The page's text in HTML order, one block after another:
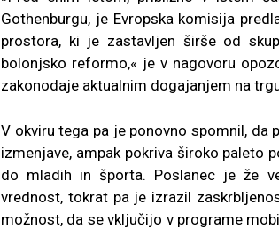
Gothenburgu, je Evropska komisija
prostora, ki je zastavljen širše od
bolonjsko reformo,« je v nagovoru
zakonodaje aktualnim dogajanjem na
V okviru tega pa je ponovno spomnil, da
izmenjave, ampak pokriva široko paleto
do mladih in športa. Poslanec je že
vrednost, tokrat pa je izrazil
možnost, da se vključijo v programe